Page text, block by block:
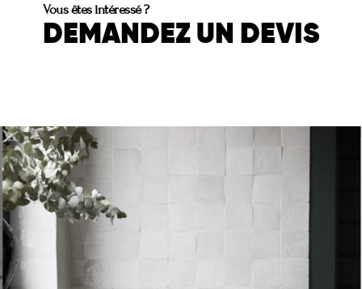
Vous êtes intéressé ?
DEMANDEZ UN DEVIS